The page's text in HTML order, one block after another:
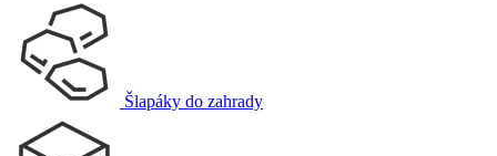
Šlapáky do zahrady